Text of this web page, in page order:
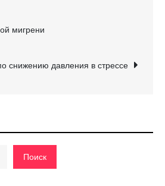
мигрени
снижению давления в стрессе
Поиск